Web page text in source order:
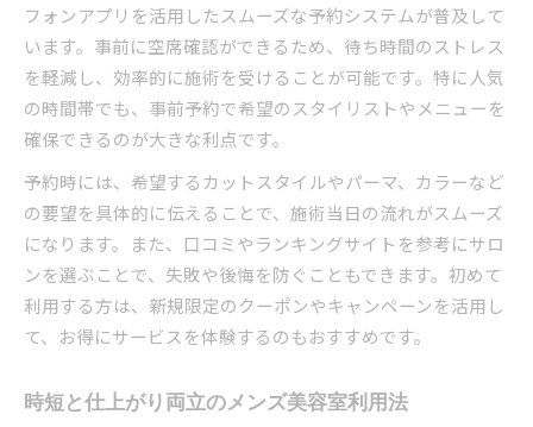
フォンアプリを活用したスムーズな予約システムが普及して
います。事前に空席確認ができるため、待ち時間のストレス
を軽減し、効率的に施術を受けることが可能です。特に人気
の時間帯でも、事前予約で希望のスタイリストやメニューを
確保できるのが大きな利点です。
予約時には、希望するカットスタイルやパーマ、カラーなど
の要望を具体的に伝えることで、施術当日の流れがスムーズ
になります。また、口コミやランキングサイトを参考にサロ
ンを選ぶことで、失敗や後悔を防ぐこともできます。初めて
利用する方は、新規限定のクーポンやキャンペーンを活用し
て、お得にサービスを体験するのもおすすめです。
時短と仕上がり両立のメンズ美容室利用法